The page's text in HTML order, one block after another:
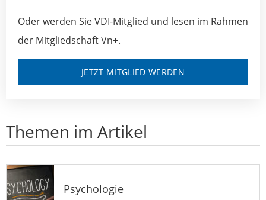
Oder werden Sie VDI-Mitglied und lesen im Rahmen
der Mitgliedschaft Vn+.
JETZT MITGLIED WERDEN
Themen im Artikel
Psychologie